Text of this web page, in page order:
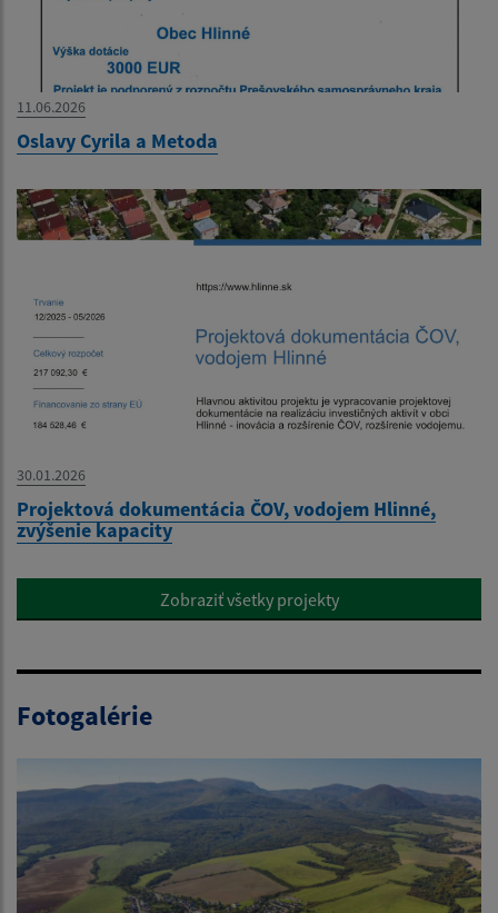
11.06.2026
Oslavy Cyrila a Metoda
30.01.2026
Projektová dokumentácia ČOV, vodojem Hlinné,
zvýšenie kapacity
Zobraziť všetky projekty
Fotogalérie